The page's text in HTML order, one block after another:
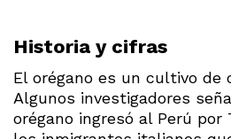
Historia y cifras
El orégano es un cultivo de
Algunos investigadores
orégano ingresó al Perú por